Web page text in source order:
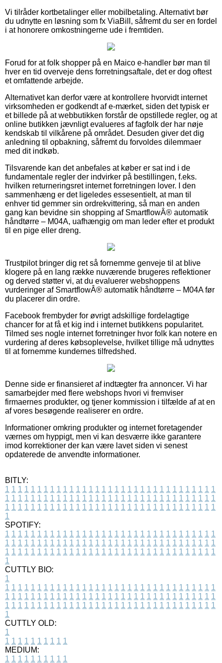
Vi tilråder kortbetalinger eller mobilbetaling. Alternativt bør
du udnytte en løsning som fx ViaBill, såfremt du ser en fordel
i at honorere omkostningerne ude i fremtiden.
Forud for at folk shopper på en Maico e-handler bør man til
hver en tid overveje dens forretningsaftale, det er dog oftest
et omfattende arbejde.
Alternativet kan derfor være at kontrollere hvorvidt internet
virksomheden er godkendt af e-mærket, siden det typisk er
et billede på at webbutikken forstår de opstillede regler, og at
online butikken jævnligt evalueres af fagfolk der har nøje
kendskab til vilkårene på området. Desuden giver det dig
anledning til opbakning, såfremt du forvoldes dilemmaer
med dit indkøb.
Tilsvarende kan det anbefales at køber er sat ind i de
fundamentale regler der indvirker på bestillingen, f.eks.
hvilken returneringsret internet forretningen lover. I den
sammenhæng er det ligeledes essesentielt, at man til
enhver tid gemmer sin ordrekvittering, så man en anden
gang kan bevidne sin shopping af SmartflowÂ® automatik
håndtørre – M04A, uafhængig om man leder efter et produkt
til en pige eller dreng.
Trustpilot bringer dig ret så fornemme genveje til at blive
klogere på en lang række nuværende brugeres reflektioner
og derved støtter vi, at du evaluerer webshoppens
vurderinger af SmartflowÂ® automatik håndtørre – M04A før
du placerer din ordre.
Facebook frembyder for øvrigt adskillige fordelagtige
chancer for at få et kig ind i internet butikkens popularitet.
Tilmed ses nogle internet forretninger hvor folk kan notere en
vurdering af deres købsoplevelse, hvilket tillige må udnyttes
til at fornemme kundernes tilfredshed.
Denne side er finansieret af indtægter fra annoncer. Vi har
samarbejder med flere webshops hvori vi fremviser
firmaernes produkter, og tjener kommission i tilfælde af at en
af vores besøgende realiserer en ordre.
Informationer omkring produkter og internet foretagender
værnes om hyppigt, men vi kan desværre ikke garantere
imod korrektioner der kan være lavet siden vi senest
opdaterede de anvendte informationer.
BITLY:
1 1 1 1 1 1 1 1 1 1 1 1 1 1 1 1 1 1 1 1 1 1 1 1 1 1 1 1 1 1 1 1 1
1 1 1 1 1 1 1 1 1 1 1 1 1 1 1 1 1 1 1 1 1 1 1 1 1 1 1 1 1 1 1 1 1
1 1 1 1 1 1 1 1 1 1 1 1 1 1 1 1 1 1 1 1 1 1 1 1 1 1 1 1 1 1 1 1 1
1
SPOTIFY:
1 1 1 1 1 1 1 1 1 1 1 1 1 1 1 1 1 1 1 1 1 1 1 1 1 1 1 1 1 1 1 1 1
1 1 1 1 1 1 1 1 1 1 1 1 1 1 1 1 1 1 1 1 1 1 1 1 1 1 1 1 1 1 1 1 1
1 1 1 1 1 1 1 1 1 1 1 1 1 1 1 1 1 1 1 1 1 1 1 1 1 1 1 1 1 1 1 1 1
1
CUTTLY BIO:
1
1 1 1 1 1 1 1 1 1 1 1 1 1 1 1 1 1 1 1 1 1 1 1 1 1 1 1 1 1 1 1 1 1
1 1 1 1 1 1 1 1 1 1 1 1 1 1 1 1 1 1 1 1 1 1 1 1 1 1 1 1 1 1 1 1 1
1 1 1 1 1 1 1 1 1 1 1 1 1 1 1 1 1 1 1 1 1 1 1 1 1 1 1 1 1 1 1 1 1
1
CUTTLY OLD:
1
1 1 1 1 1 1 1 1 1 1
MEDIUM:
1 1 1 1 1 1 1 1 1 1